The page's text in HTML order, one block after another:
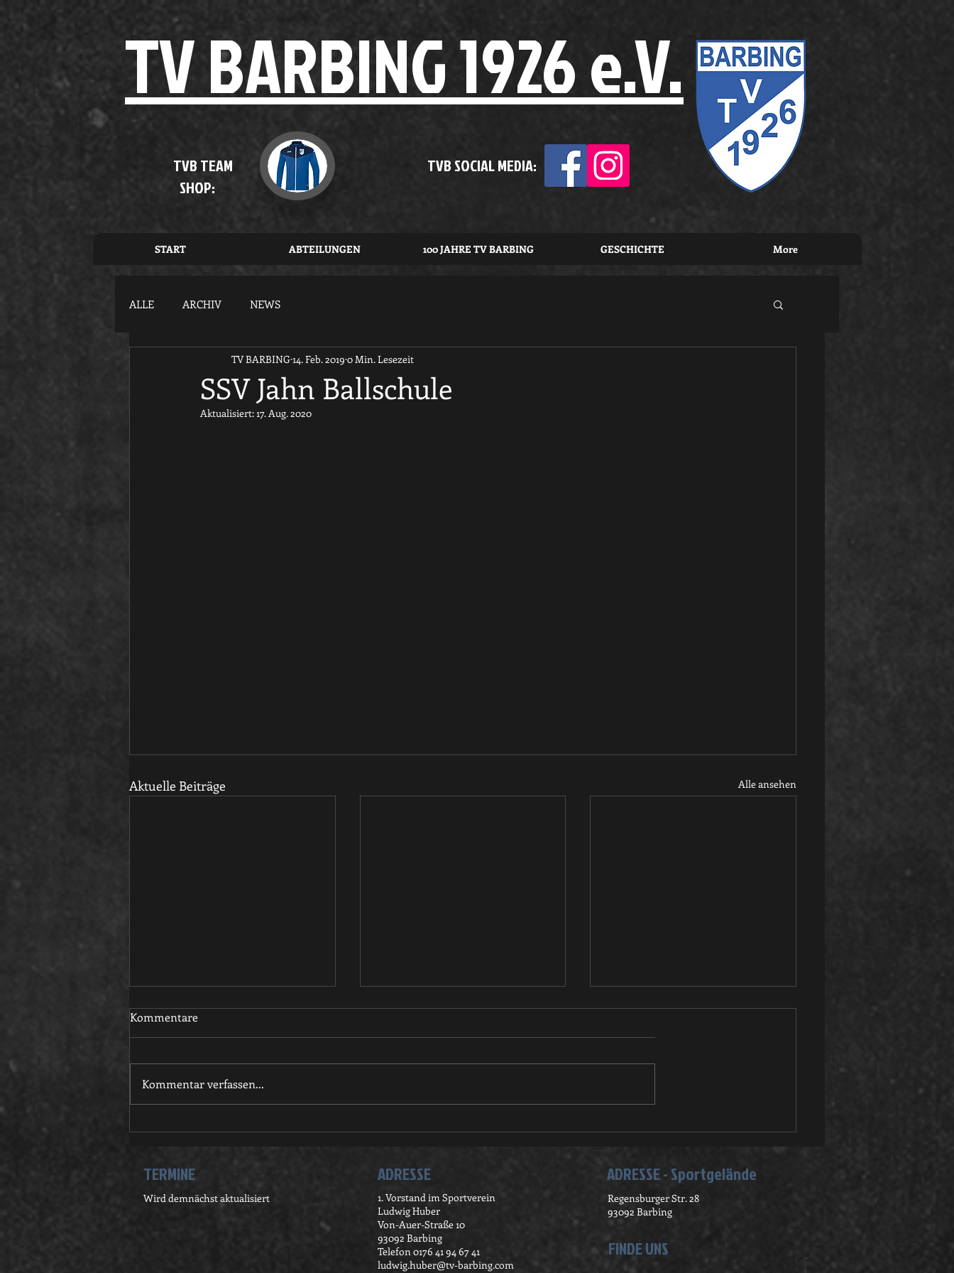
TV BARBING 1926 e.V.
TVB TEAM
SHOP:
TVB SOCIAL MEDIA:
START ABTEILUNGEN 100 JAHRE TV BARBING GESCHICHTE More
ALLE ARCHIV NEWS
SSV Jahn Ballschule
TV BARBING 14. Feb. 2019 0 Min. Lesezeit
Aktualisiert:17. Aug. 2020
Aktuelle Beiträge Alle ansehen
Kommentare
Kommentar verfassen...
TERMINE
Wird demnächst aktualisiert
ADRESSE
1. Vorstand im Sportverein
Ludwig Huber
Von-Auer-Straße 10
93092 Barbing
Telefon 0176 41 94 67 41
ludwig.huber@tv-barbing.com
ADRESSE - Sportgelände
Regensburger Str. 28
93092 Barbing
FINDE UNS